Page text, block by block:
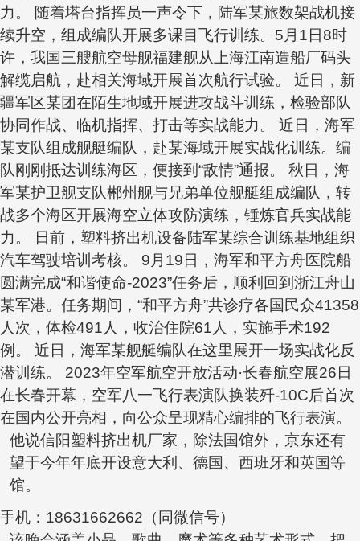
力。 随着塔台指挥员一声令下，陆军某旅数架战机接
续升空，组成编队开展多课目飞行训练。 ​5月1日8时
许，我国三艘航空母舰福建舰从上海江南造船厂码头
解缆启航，赴相关海域开展首次航行试验。 近日，新
疆军区某团在陌生地域开展进攻战斗训练，检验部队
协同作战、临机指挥、打击等实战能力。 近日，海军
某支队组成舰艇编队，赴某海域开展实战化训练。编
队刚刚抵达训练海区，便接到“敌情”通报。 秋日，海
军某护卫舰支队郴州舰与兄弟单位舰艇组成编队，转
战多个海区开展海空立体攻防演练，锤炼官兵实战能
力。 日前， 塑料挤出机设备陆军某综合训练基地组织
汽车驾驶培训考核。 9月19日，海军和平方舟医院船
圆满完成“和谐使命-2023”任务后，顺利回到浙江舟山
某军港。任务期间，“和平方舟”共诊疗各国民众41358
人次，体检491人，收治住院61人，实施手术192
例。 近日，海军某舰艇编队在这里展开一场实战化反
潜训练。 2023年空军航空开放活动·长春航空展26日
在长春开幕，空军八一飞行表演队换装歼-10C后首次
在国内公开亮相，向公众呈现精心编排的飞行表演。
他说信阳塑料挤出机厂家，除法国馆外，京东还有
望于今年年底开设意大利、德国、西班牙和英国等
馆。
手机：18631662662（同微信号）